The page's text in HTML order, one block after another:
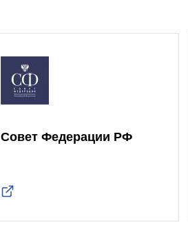
Совет Федерации РФ